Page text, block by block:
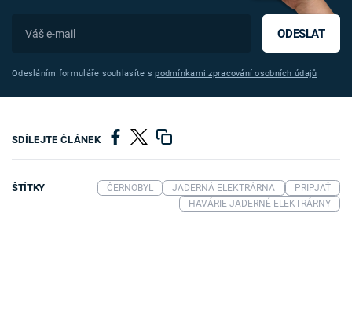
ODESLAT
Odesláním formuláře souhlasíte spodmínkami zpracování osobních údajů
SDÍLEJTE ČLÁNEK
ŠTÍTKY ČERNOBYL JADERNÁ ELEKTRÁRNA
PRIPJAŤ
HAVÁRIE JADERNÉ ELEKTRÁRNY